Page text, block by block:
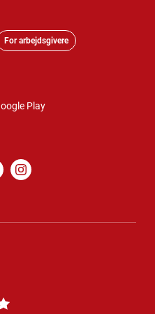
For arbejdsgivere